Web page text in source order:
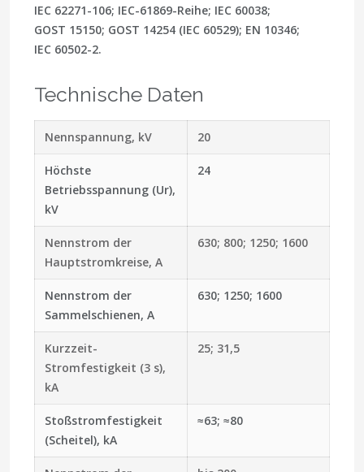
IEC 62271-106; IEC-61869-Reihe; IEC 60038;
GOST 15150; GOST 14254 (IEC 60529); EN 10346;
IEC 60502-2.
Technische Daten
Nennspannung, kV 20
Höchste
Betriebsspannung (Ur),
kV
24
Nennstrom der
Hauptstromkreise, A
630; 800; 1250; 1600
Nennstrom der
Sammelschienen, A
630; 1250; 1600
Kurzzeit-
Stromfestigkeit (3 s),
kA
25; 31,5
Stoßstromfestigkeit
(Scheitel), kA
≈63; ≈80